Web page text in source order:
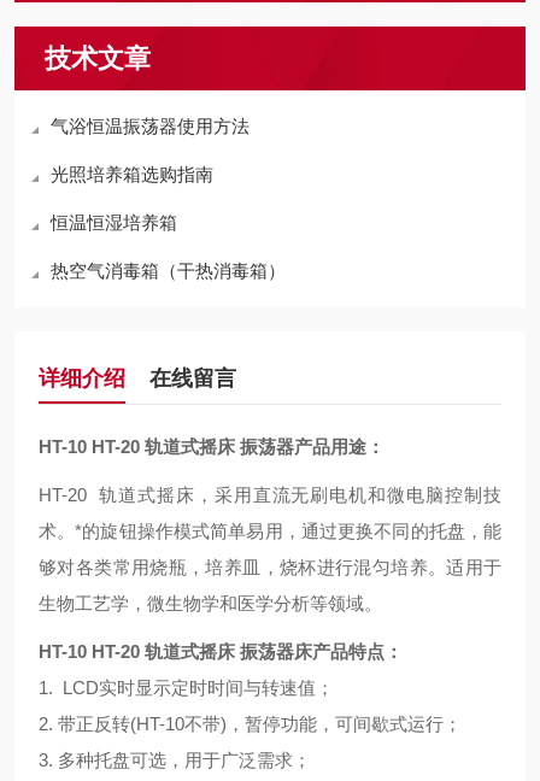
技术文章
气浴恒温振荡器使用方法
光照培养箱选购指南
恒温恒湿培养箱
热空气消毒箱（干热消毒箱）
详细介绍 在线留言
HT-10 HT-20 轨道式摇床 振荡器产品用途：
HT-20 轨道式摇床，采用直流无刷电机和微电脑控制技
术。*的旋钮操作模式简单易用，通过更换不同的托盘，能
够对各类常用烧瓶，培养皿，烧杯进行混匀培养。适用于
生物工艺学，微生物学和医学分析等领域。
HT-10 HT-20 轨道式摇床 振荡器床产品特点：
1. LCD实时显示定时时间与转速值；
2. 带正反转(HT-10不带) ，暂停功能，可间歇式运行；
3. 多种托盘可选，用于广泛需求；